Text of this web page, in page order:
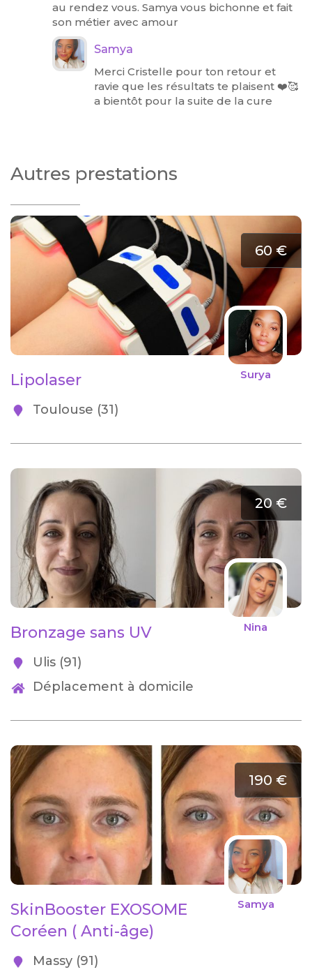
au rendez vous. Samya vous bichonne et fait
son métier avec amour
Samya
Merci Cristelle pour ton retour et
ravie que les résultats te plaisent ❤️🥰
a bientôt pour la suite de la cure
Autres prestations
60 €
Surya
Lipolaser
Toulouse (31)
20 €
Nina
Bronzage sans UV
Ulis (91)
Déplacement à domicile
190 €
Samya
SkinBooster EXOSOME
Coréen ( Anti-âge)
Massy (91)